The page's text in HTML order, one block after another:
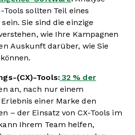
sollten Teil eines
Sie sind die einzige
wie Ihre Kampagnen
Auskunft darüber, wie Sie
(CX)-Tools:32 % der
an, nach nur einem
einer Marke den
– der Einsatz von CX-Tools im
Ihrem Team helfen,